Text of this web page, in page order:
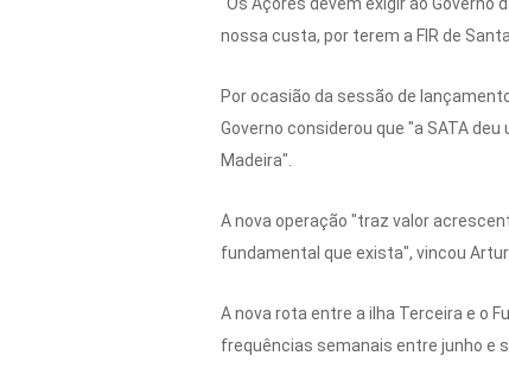
nossa custa, por terem a FIR de
Por ocasião da sessão de
Governo considerou que "a SATA
Madeira".
A nova operação "traz valor
fundamental que exista", vincou Artur
A nova rota entre a ilha Terceira e o
frequências semanais entre junho e